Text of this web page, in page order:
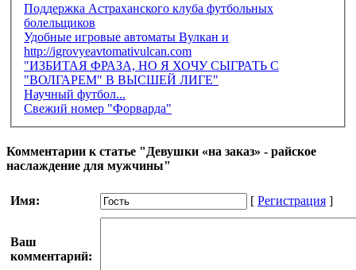
Поддержка Астраханского клуба футбольных
болельщиков
Удобные игровые автоматы Вулкан и
http://igrovyeavtomativulcan.com
"ИЗБИТАЯ ФРАЗА, НО Я ХОЧУ СЫГРАТЬ С
"ВОЛГАРЕМ" В ВЫСШЕЙ ЛИГЕ"
Научный футбол...
Свежий номер "Форварда"
Комментарии к статье "Девушки «на заказ» - райское
наслаждение для мужчины"
Имя: [ Регистрация ]
Ваш
комментарий: